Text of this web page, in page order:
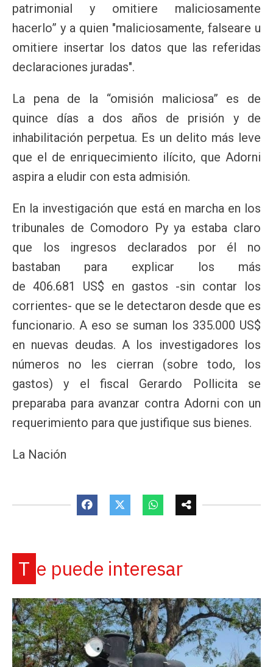
patrimonial y omitiere maliciosamente
hacerlo” y a quien "maliciosamente, falseare u
omitiere insertar los datos que las referidas
declaraciones juradas".
La pena de la “omisión maliciosa” es de
quince días a dos años de prisión y de
inhabilitación perpetua. Es un delito más leve
que el de enriquecimiento ilícito, que Adorni
aspira a eludir con esta admisión.
En la investigación que está en marcha en los
tribunales de Comodoro Py ya estaba claro
que los ingresos declarados por él no
bastaban para explicar los más
de 406.681 US$ en gastos -sin contar los
corrientes- que se le detectaron desde que es
funcionario. A eso se suman los 335.000 US$
en nuevas deudas. A los investigadores los
números no les cierran (sobre todo, los
gastos) y el fiscal Gerardo Pollicita se
preparaba para avanzar contra Adorni con un
requerimiento para que justifique sus bienes.
La Nación
Te puede interesar